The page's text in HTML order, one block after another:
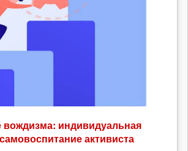
индивидуальная
активиста